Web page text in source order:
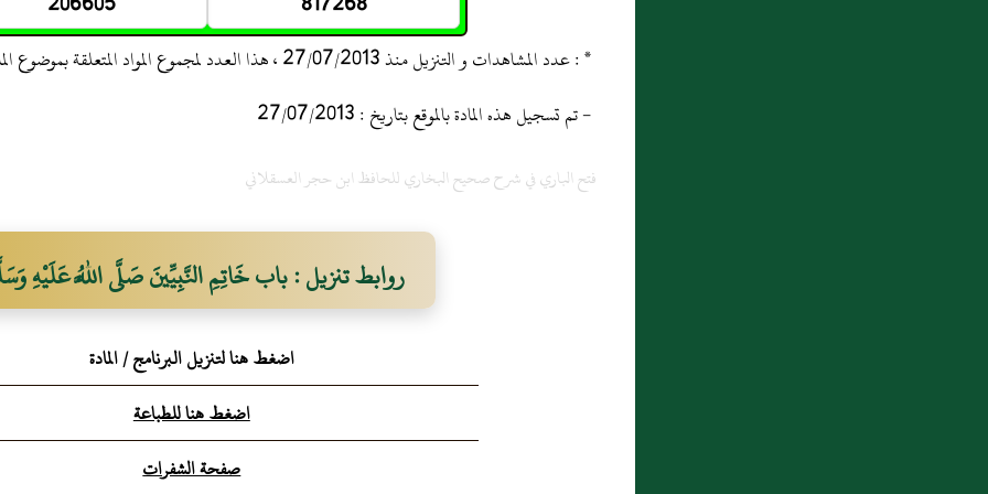
* : عدد المشاهدات و التنزيل منذ 27/07/2013 ، هذا العدد لمجموع المواد المتعلقة بموضوع المادة
- تم تسجيل هذه المادة بالموقع بتاريخ : 27/07/2013
فتح الباري في شرح صحيح البخاري للحافظ ابن حجر العسقلاني
روابط تنزيل : باب خَاتِمِ النَّبِيِّينَ صَلَّى اللَّهُ عَلَيْهِ
اضغط هنا لتنزيل البرنامج / المادة
اضغط هنا للطباعة
صفحة الشفرات